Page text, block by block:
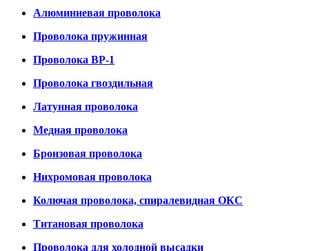
Алюминиевая проволока
Проволока пружинная
Проволока ВР-1
Проволока гвоздильная
Латунная проволока
Медная проволока
Бронзовая проволока
Нихромовая проволока
Колючая проволока, спиралевидная ОКС
Титановая проволока
Проволока для холодной высадки